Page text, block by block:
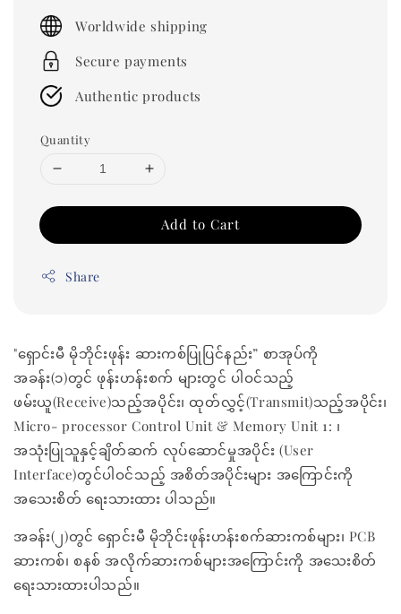
price
Worldwide shipping
Secure payments
Authentic products
Quantity
Add to Cart
Share
"ရှောင်းမီ မိုဘိုင်းဖုန်း ဆားကစ်ပြုပြင်နည်း” စာအုပ်ကို
အခန်း(၁)တွင် ဖုန်းဟန်းစက် များတွင် ပါဝင်သည့်
ဖမ်းယူ(Receive)သည့်အပိုင်း၊ ထုတ်လွှင့်(Transmit)သည့်အပိုင်း၊
Micro- processor Control Unit & Memory Unit 1: ၊
အသုံးပြုသူနှင့်ချိတ်ဆက် လုပ်ဆောင်မှုအပိုင်း (User
Interface)တွင်ပါဝင်သည့် အစိတ်အပိုင်းများ အကြောင်းကို
အသေးစိတ် ရေးသားထား ပါသည်။
အခန်း(၂)တွင် ရှောင်းမီ မိုဘိုင်းဖုန်းဟန်းစက်ဆားကစ်များ၊ PCB
ဆားကစ်၊ စနစ် အလိုက်ဆားကစ်များအကြောင်းကို အသေးစိတ်
ရေးသားထားပါသည်။